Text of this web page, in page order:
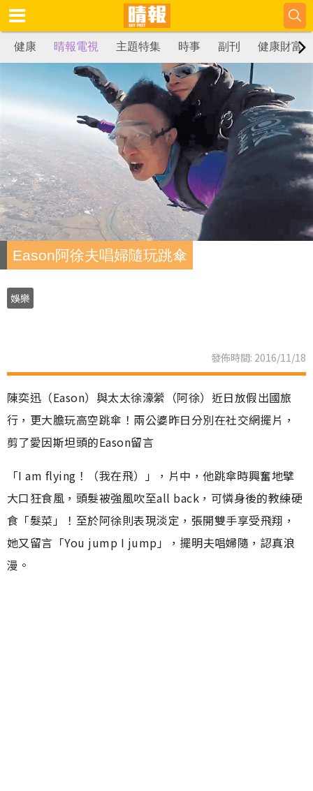
健康 晴報電視 主題特集 時事 副刊 健康財富
Eason阿徐夫唱婦隨玩跳傘
娛樂
發佈時間: 2016/11/18
陳奕迅（Eason）與太太徐濠縈（阿徐）近日放假出國旅
行，更大膽玩高空跳傘！兩公婆昨日分別在社交網擺片，
剪了愛因斯坦頭的Eason留言
「I am flying！（我在飛）」，片中，他跳傘時興奮地擘
大口狂食風，頭髮被強風吹至all back，可憐身後的教練硬
食「髮菜」！至於阿徐則表現淡定，張開雙手享受飛翔，
她又留言「You jump I jump」，擺明夫唱婦隨，認真浪
漫。